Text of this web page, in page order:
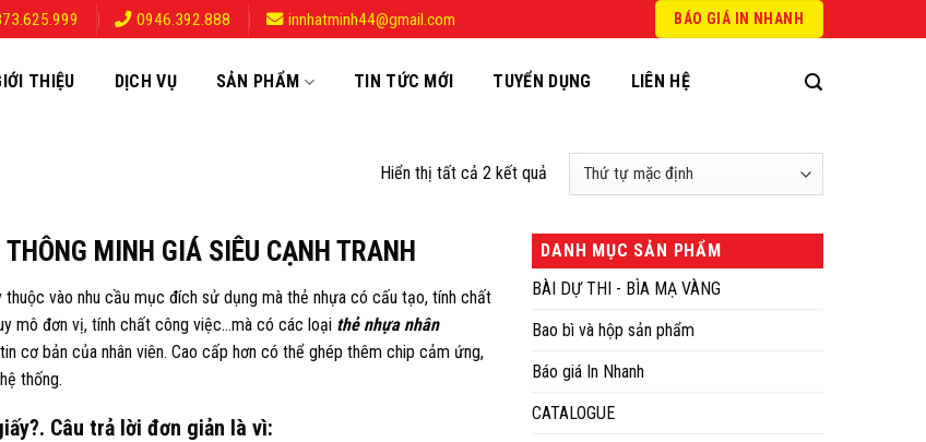
0946.392.888 innhatminh44@gmail.com BÁO GIÁ IN NHANH
THIỆU DỊCH VỤ SẢN PHẨM TIN TỨC MỚI TUYỂN DỤNG LIÊN HỆ
Hiển thị tất cả 2 kết quả
MINH GIÁ SIÊU CẠNH TRANH
vào nhu cầu mục đích sử dụng mà thẻ nhựa có cấu tạo, tính chất
mô đơn vị, tính chất công việc…mà có các loại thẻ nhựa nhân
cơ bản của nhân viên. Cao cấp hơn có thể ghép thêm chip cảm ứng,
thống.
Câu trả lời đơn giản là vì:
DANH MỤC SẢN PHẨM
BÀI DỰ THI - BÌA MẠ VÀNG
Bao bì và hộp sản phẩm
Báo giá In Nhanh
CATALOGUE